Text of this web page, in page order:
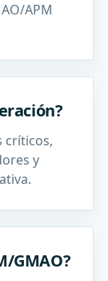
APM
críticos,
y
GMAO?